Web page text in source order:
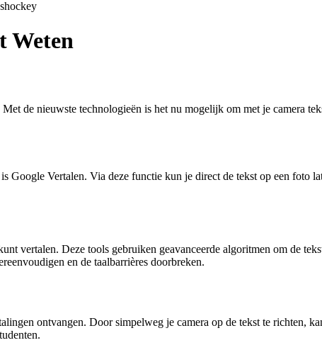
Weten
de nieuwste technologieën is het nu mogelijk om met je camera
Google Vertalen. Via deze functie kun je direct de tekst op een foto
vertalen. Deze tools gebruiken geavanceerde algoritmen om de
en de taalbarrières doorbreken.
ontvangen. Door simpelweg je camera op de tekst te richten,